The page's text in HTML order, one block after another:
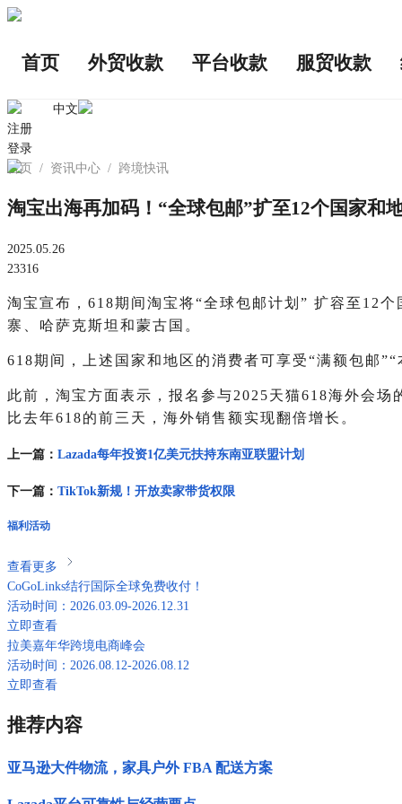
首页 外贸收款 平台收款 服贸收款
中文
注册
登录
首页
/ 资讯中心 / 跨境快讯
淘宝出海再加码！“全球包邮”扩至12个国家和
2025.05.26
23316
淘宝宣布，618期间淘宝将“全球包邮计划” 扩容至12
寨、哈萨克斯坦和蒙古国。
618期间，上述国家和地区的消费者可享受“满额包邮
此前，淘宝方面表示，报名参与2025天猫618海外会
比去年618的前三天，海外销售额实现翻倍增长。
上一篇： Lazada每年投资1亿美元扶持东南亚联盟计划
下一篇： TikTok新规！开放卖家带货权限
福利活动
查看更多
CoGoLinks结行国际全球免费收付！
活动时间：2026.03.09-2026.12.31
立即查看
拉美嘉年华跨境电商峰会
活动时间：2026.08.12-2026.08.12
立即查看
推荐内容
亚马逊大件物流，家具户外 FBA 配送方案